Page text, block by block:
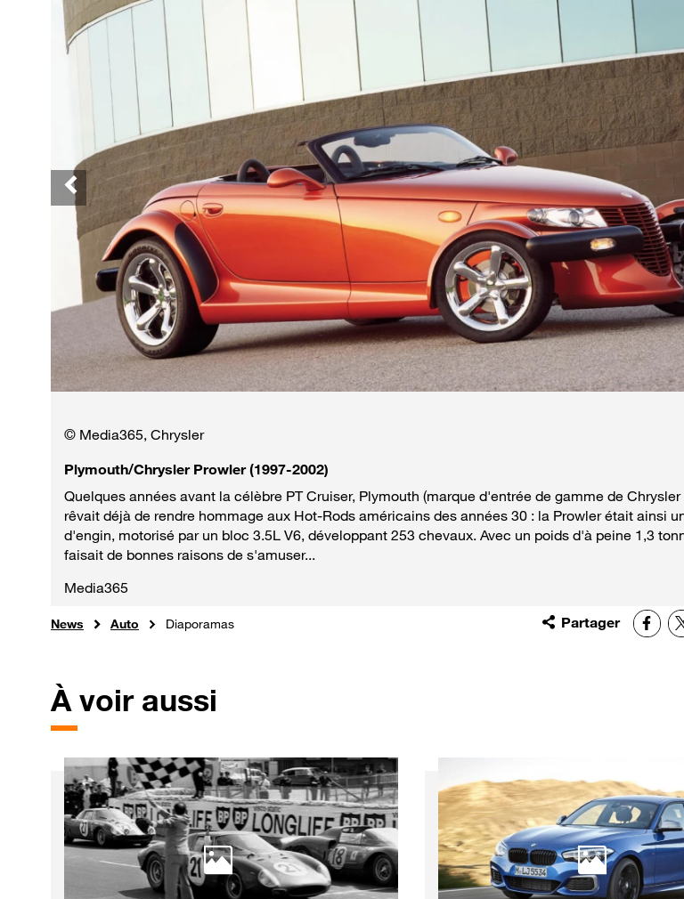
© Media365, Chrysler
Plymouth/Chrysler Prowler (1997-2002)
Quelques années avant la célèbre PT Cruiser, Plymouth (marque d'entrée de gamme de
rêvait déjà de rendre hommage aux Hot-Rods américains des années 30 : la Prowler était ainsi
d'engin, motorisé par un bloc 3.5L V6, développant 253 chevaux. Avec un poids d'à peine 1,3
faisait de bonnes raisons de s'amuser...
Media365
News Auto Diaporamas Partager
À voir aussi